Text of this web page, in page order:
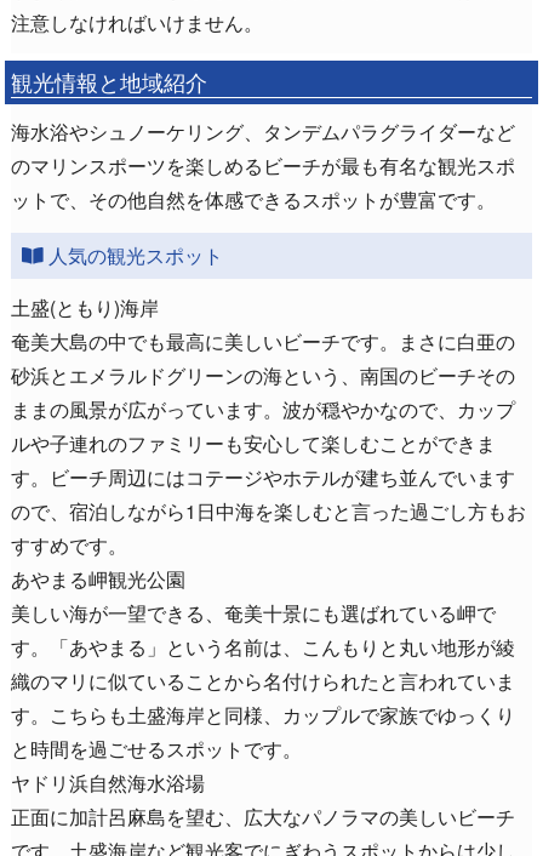
注意しなければいけません。
観光情報と地域紹介
海水浴やシュノーケリング、タンデムパラグライダーなど
のマリンスポーツを楽しめるビーチが最も有名な観光スポ
ットで、その他自然を体感できるスポットが豊富です。
人気の観光スポット
土盛(ともり)海岸
奄美大島の中でも最高に美しいビーチです。まさに白亜の
砂浜とエメラルドグリーンの海という、南国のビーチその
ままの風景が広がっています。波が穏やかなので、カップ
ルや子連れのファミリーも安心して楽しむことができま
す。ビーチ周辺にはコテージやホテルが建ち並んでいます
ので、宿泊しながら1日中海を楽しむと言った過ごし方もお
すすめです。
あやまる岬観光公園
美しい海が一望できる、奄美十景にも選ばれている岬で
す。「あやまる」という名前は、こんもりと丸い地形が綾
織のマリに似ていることから名付けられたと言われていま
す。こちらも土盛海岸と同様、カップルで家族でゆっくり
と時間を過ごせるスポットです。
ヤドリ浜自然海水浴場
正面に加計呂麻島を望む、広大なパノラマの美しいビーチ
です。土盛海岸など観光客でにぎわうスポットからは少し